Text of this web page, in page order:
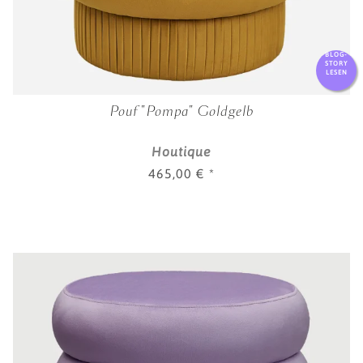
BLOG-
STORY
LESEN
Pouf "Pompa" Goldgelb
Houtique
465,00 € *